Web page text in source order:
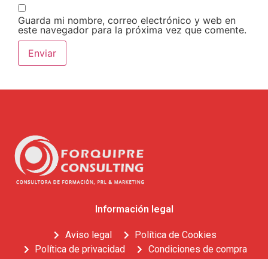
Guarda mi nombre, correo electrónico y web en
este navegador para la próxima vez que comente.
Información legal
Aviso legal
Política de Cookies
Política de privacidad
Condiciones de compra